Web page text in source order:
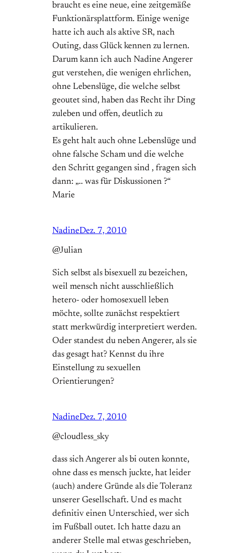
braucht es eine neue, eine zeitgemäße
Funktionärsplattform. Einige wenige
hatte ich auch als aktive SR, nach
Outing, dass Glück kennen zu lernen.
Darum kann ich auch Nadine Angerer
gut verstehen, die wenigen ehrlichen,
ohne Lebenslüge, die welche selbst
geoutet sind, haben das Recht ihr Ding
zuleben und offen, deutlich zu
artikulieren.
Es geht halt auch ohne Lebenslüge und
ohne falsche Scham und die welche
den Schritt gegangen sind , fragen sich
dann: „.. was für Diskussionen ?“
Marie
NadineDez. 7, 2010
@Julian
Sich selbst als bisexuell zu bezeichen,
weil mensch nicht ausschließlich
hetero- oder homosexuell leben
möchte, sollte zunächst respektiert
statt merkwürdig interpretiert werden.
Oder standest du neben Angerer, als sie
das gesagt hat? Kennst du ihre
Einstellung zu sexuellen
Orientierungen?
NadineDez. 7, 2010
@cloudless_sky
dass sich Angerer als bi outen konnte,
ohne dass es mensch juckte, hat leider
(auch) andere Gründe als die Toleranz
unserer Gesellschaft. Und es macht
definitiv einen Unterschied, wer sich
im Fußball outet. Ich hatte dazu an
anderer Stelle mal etwas geschrieben,